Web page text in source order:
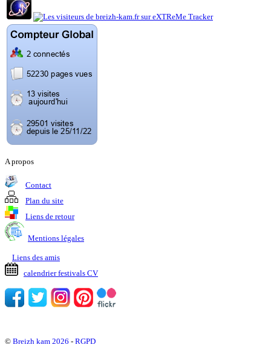
A propos
Contact
Plan du site
Liens de retour
Mentions légales
Liens des amis
calendrier festivals CV
© Breizh kam 2026 - RGPD